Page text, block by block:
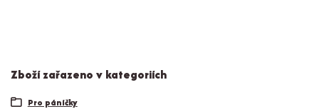
Zboží zařazeno v kategoriích
Pro páníčky